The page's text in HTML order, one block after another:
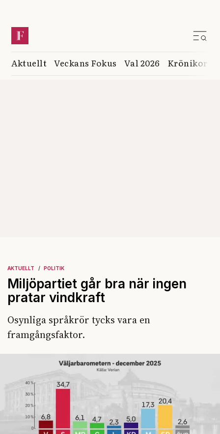
Aktuellt Veckans Fokus Val 2026 Krönikor
AKTUELLT POLITIK
Miljöpartiet går bra när ingen
pratar vindkraft
Osynliga språkrör tycks vara en
framgångsfaktor.